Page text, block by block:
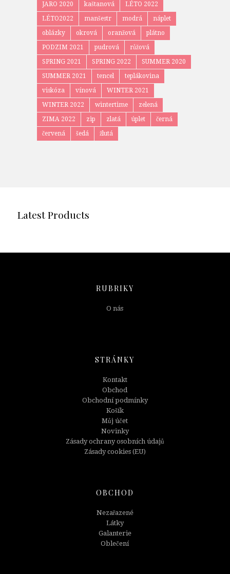
JARO 2020
kaštanová
LÉTO 2022
LÉTO2022
manšestr modrá
náplet
oblázky
okrová oranžová
plátno
PODZIM 2021
pudrová
růžová
SPRING 2021
SPRING 2022
SUMMER 2020
SUMMER 2021
tencel
teplákovina
viskóza
vínová
WINTER 2021
WINTER 2022
wintertime
zelená
ZIMA 2022
zip zlatá úplet
černá
červená
šedá žlutá
Latest Products
RUBRIKY
O nás
STRÁNKY
Kontakt
Obchod
Obchodní podmínky
Košík
Můj účet
Novinky
Zásady ochrany osobních údajů
Zásady cookies (EU)
OBCHOD
Nezařazené
Látky
Galanterie
Oblečení